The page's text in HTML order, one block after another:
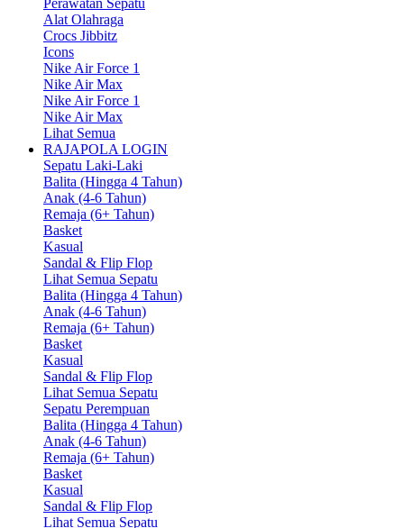
Alat Olahraga
Crocs Jibbitz
Icons
Nike Air Force 1
Nike Air Max
Nike Air Force 1
Nike Air Max
Lihat Semua
RAJAPOLA LOGIN
Sepatu Laki-Laki
Balita (Hingga 4 Tahun)
Anak (4-6 Tahun)
Remaja (6+ Tahun)
Basket
Kasual
Sandal & Flip Flop
Lihat Semua Sepatu
Balita (Hingga 4 Tahun)
Anak (4-6 Tahun)
Remaja (6+ Tahun)
Basket
Kasual
Sandal & Flip Flop
Lihat Semua Sepatu
Sepatu Perempuan
Balita (Hingga 4 Tahun)
Anak (4-6 Tahun)
Remaja (6+ Tahun)
Basket
Kasual
Sandal & Flip Flop
Lihat Semua Sepatu